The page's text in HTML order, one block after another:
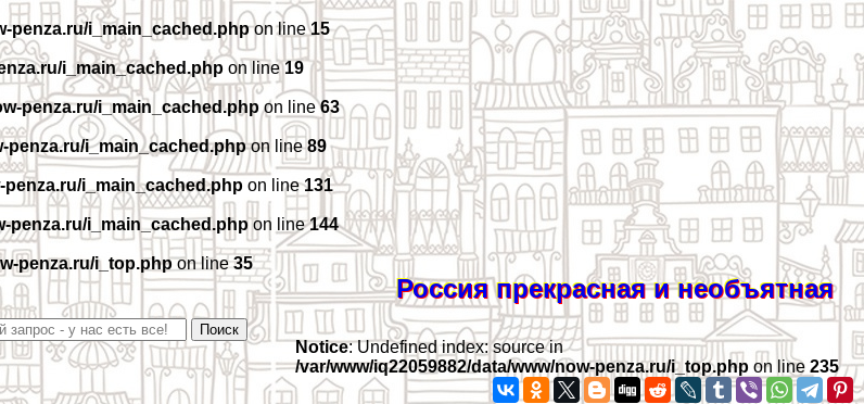
penza.ru/i_main_cached.phpon line15
i_main_cached.php on line19
penza.ru/i_main_cached.phpon line63
penza.ru/i_main_cached.phpon line89
penza.ru/i_main_cached.php on line131
penza.ru/i_main_cached.phpon line144
penza.ru/i_top.phpon line35
Россия прекрасная и необъятная
Notice: Undefined index: source in
/var/www/iq22059882/data/www/now-penza.ru/i_top.php on line235